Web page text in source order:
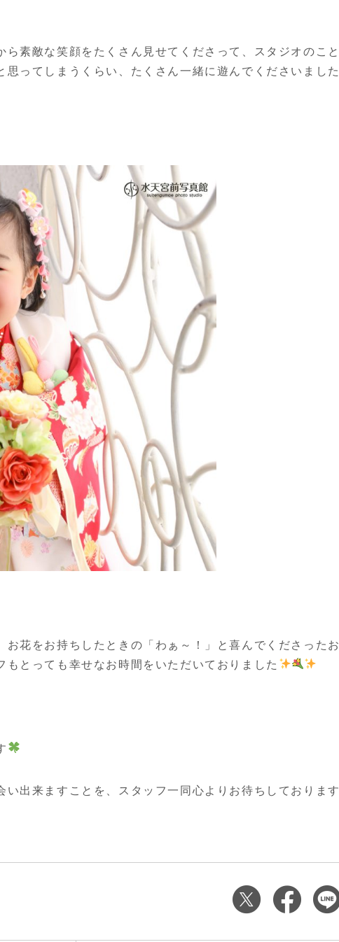
ら素敵な笑顔をたくさん見せてくださって、スタジオのこと
思ってしまうくらい、たくさん一緒に遊んでくださいました
お花をお持ちしたときの「わぁ～！」と喜んでくださったお
もとっても幸せなお時間をいただいておりました
い出来ますことを、スタッフ一同心よりお待ちしております